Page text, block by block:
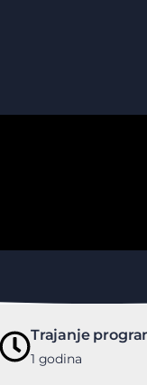
Trajanje
1 godina